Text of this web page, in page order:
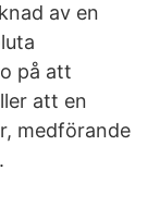
av en
på att
att en
medförande